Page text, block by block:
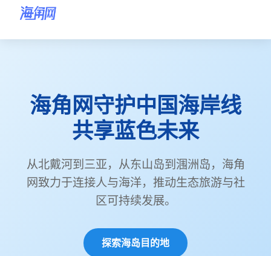
海角网海岛目的地
海角网环保行动
关于海角网
海角网首页
海角网守护中国海岸线
共享蓝色未来
从北戴河到三亚，从东山岛到涠洲岛，海角
网致力于连接人与海洋，推动生态旅游与社
区可持续发展。
探索海岛目的地